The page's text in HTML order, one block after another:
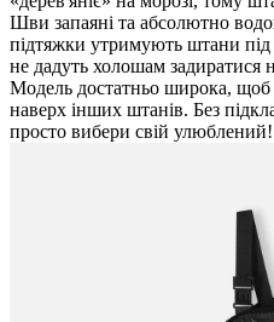
Шви запаяні та абсолютно
підтяжки утримують штани
не дадуть холошам задиратися
Модель достатньо широка, щоб
наверх інших штанів. Без
просто вибери свій улюблений!